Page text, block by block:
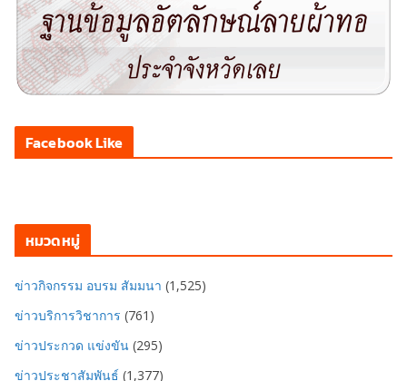
Facebook Like
หมวดหมู่
ข่าวกิจกรรม อบรม สัมมนา (1,525)
ข่าวบริการวิชาการ (761)
ข่าวประกวด แข่งขัน (295)
ข่าวประชาสัมพันธ์ (1,377)